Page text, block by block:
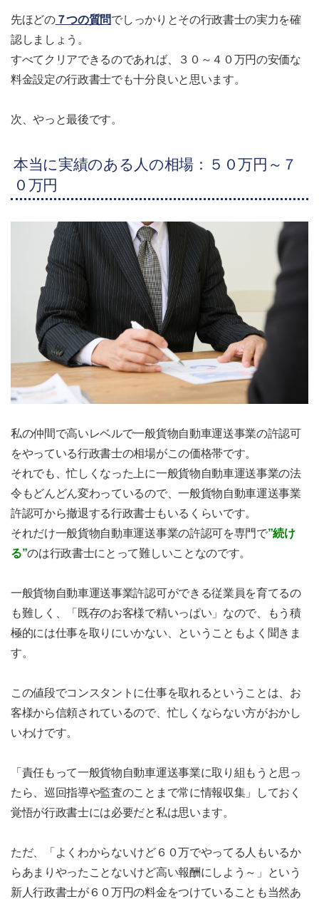
先ほどの７つの質問でしっかりとその行政書士の実力を確
認しましょう。
すべてクリアできるのであれば、３０～４０万円の安価な
料金設定の行政書士でも十分良いと思います。
次、やっと最後です。
本当に実績のある人の相場：５０万円～７
０万円
私の仲間で高いレベルで一般貨物自動車運送事業の許認可
をやっている行政書士の相場がこの価格帯です。
それでも、忙しくなった上に一般貨物自動車運送事業の法
令もどんどん変わっているので、一般貨物自動車運送事業
許認可から撤退する行政書士もいるくらいです。
それだけ一般貨物自動車運送事業の許認可を専門で”続け
る”のは行政書士にとって難しいことなのです。
一般貨物自動車運送事業許認可ができる従業員を育てるの
も難しく、「既存のお客様で精いっぱい」なので、もう積
極的には仕事を取りにいかない、ということもよく聞きま
す。
この値段でコンスタントに仕事を取れるということは、お
客様から信頼されているので、忙しくならない方がおかし
いわけです。
「責任もって一般貨物自動車運送事業に取り組もうと思っ
たら、巡回指導や監査のことまで常に情報収集」しておく
覚悟が行政書士には必要だと私は思います。
ただ、「よくわからないけど６０万でやってる人もいるか
らあまりやったことないけど高い報酬にしよう～」という
新人行政書士が６０万円の料金をつけていることも当然あ